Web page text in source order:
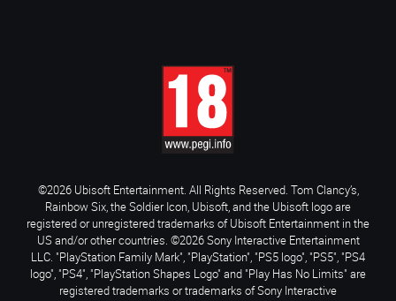
©2026 Ubisoft Entertainment. All Rights Reserved. Tom Clancy’s,
Rainbow Six, the Soldier Icon, Ubisoft, and the Ubisoft logo are
registered or unregistered trademarks of Ubisoft Entertainment in the
US and/or other countries. ©2026 Sony Interactive Entertainment
LLC. "PlayStation Family Mark", "PlayStation", "PS5 logo", "PS5", "PS4
logo", "PS4", "PlayStation Shapes Logo" and "Play Has No Limits" are
registered trademarks or trademarks of Sony Interactive